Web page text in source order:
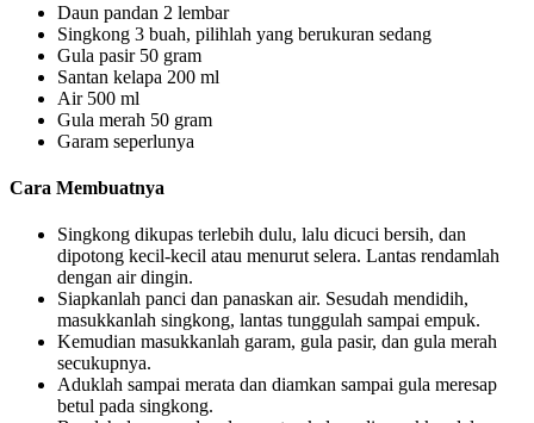
Daun pandan 2 lembar
Singkong 3 buah, pilihlah yang berukuran sedang
Gula pasir 50 gram
Santan kelapa 200 ml
Air 500 ml
Gula merah 50 gram
Garam seperlunya
Cara Membuatnya
Singkong dikupas terlebih dulu, lalu dicuci bersih, dan
dipotong kecil-kecil atau menurut selera. Lantas rendamlah
dengan air dingin.
Siapkanlah panci dan panaskan air. Sesudah mendidih,
masukkanlah singkong, lantas tunggulah sampai empuk.
Kemudian masukkanlah garam, gula pasir, dan gula merah
secukupnya.
Aduklah sampai merata dan diamkan sampai gula meresap
betul pada singkong.